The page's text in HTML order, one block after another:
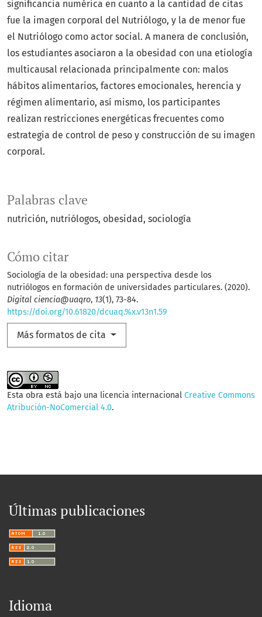
Palabras clave
nutrición, nutriólogos, obesidad, sociología
Cómo citar
Sociología de la obesidad: una perspectiva desde los
nutriólogos en formación de universidades particulares. (2020).
Digital ciencia@uaqro, 13(1), 73-84.
https://doi.org/10.61820/dcuaq.%x.v13n1.59
Más formatos de cita
significancia numérica en cuanto a la cantidad de citas
fue la imagen corporal del Nutriólogo, y la de menor fue
el Nutriólogo como actor social. A manera de conclusión,
los estudiantes asociaron a la obesidad con una etiología
multicausal relacionada principalmente con: malos
hábitos alimentarios, factores emocionales, herencia y
régimen alimentario, así mismo, los participantes
realizan restricciones energéticas frecuentes como
estrategia de control de peso y construcción de su imagen
corporal.
Esta obra está bajo una licencia internacional Creative Commons
Atribución-NoComercial 4.0.
Últimas publicaciones
Idioma